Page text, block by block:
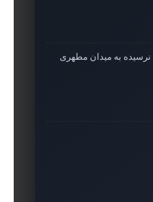
نرسیده به میدان مطهری